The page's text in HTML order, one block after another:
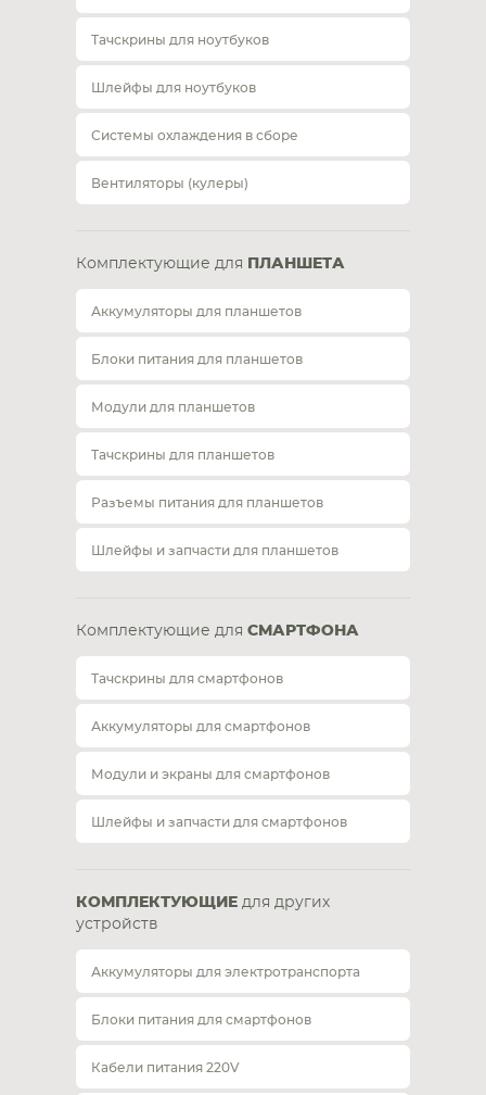
Тачскрины для ноутбуков
Шлейфы для ноутбуков
Системы охлаждения в сборе
Вентиляторы (кулеры)
Комплектующие для ПЛАНШЕТА
Аккумуляторы для планшетов
Блоки питания для планшетов
Модули для планшетов
Тачскрины для планшетов
Разъемы питания для планшетов
Шлейфы и запчасти для планшетов
Комплектующие для СМАРТФОНА
Тачскрины для смартфонов
Аккумуляторы для смартфонов
Модули и экраны для смартфонов
Шлейфы и запчасти для смартфонов
КОМПЛЕКТУЮЩИЕ для других
устройств
Аккумуляторы для электротранспорта
Блоки питания для смартфонов
Кабели питания 220V